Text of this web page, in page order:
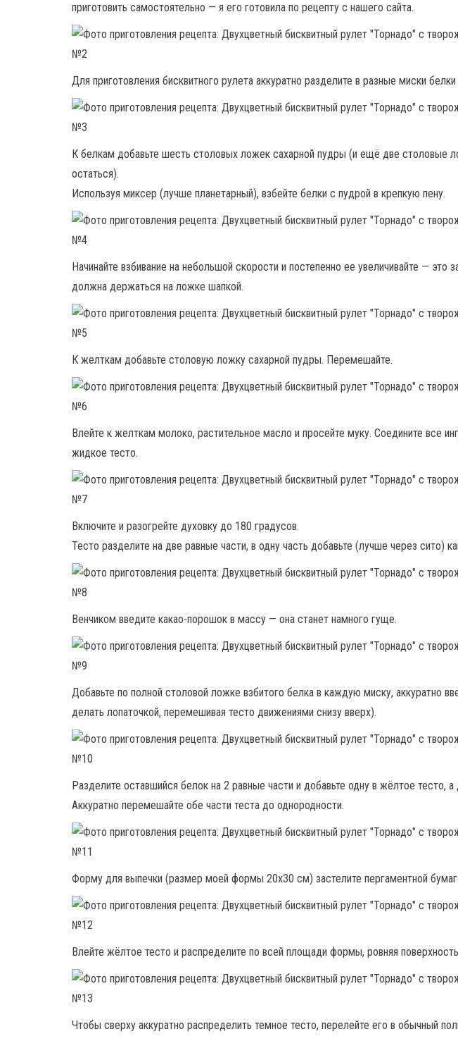
приготовить самостоятельно — я его готовила по рецепту с нашего сайта.
Для приготовления бисквитного рулета аккуратно разделите в разные миски
К белкам добавьте шесть столовых ложек сахарной пудры (и ещё две столовые
остаться).
Используя миксер (лучше планетарный), взбейте белки с пудрой в крепкую пену.
Начинайте взбивание на небольшой скорости и постепенно ее увеличивайте — это
должна держаться на ложке шапкой.
К желткам добавьте столовую ложку сахарной пудры. Перемешайте.
Влейте к желткам молоко, растительное масло и просейте муку. Соедините все
жидкое тесто.
Включите и разогрейте духовку до 180 градусов.
Тесто разделите на две равные части, в одну часть добавьте (лучше через сито)
Венчиком введите какао-порошок в массу — она станет намного гуще.
Добавьте по полной столовой ложке взбитого белка в каждую миску, аккуратно
делать лопаточкой, перемешивая тесто движениями снизу вверх).
Разделите оставшийся белок на 2 равные части и добавьте одну в жёлтое тесто,
Аккуратно перемешайте обе части теста до однородности.
Форму для выпечки (размер моей формы 20х30 см) застелите пергаментной
Влейте жёлтое тесто и распределите по всей площади формы, ровняя
Чтобы сверху аккуратно распределить темное тесто, перелейте его в обычный